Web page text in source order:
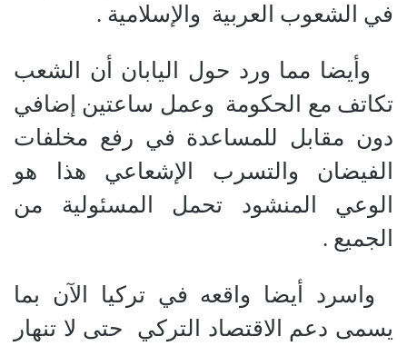
في الشعوب العربية والإسلامية .
وأيضا مما ورد حول اليابان أن الشعب
تكاتف مع الحكومة وعمل ساعتين إضافي
دون مقابل للمساعدة في رفع مخلفات
الفيضان والتسرب الإشعاعي هذا هو
الوعي المنشود تحمل المسئولية من
الجميع .
واسرد أيضا واقعه في تركيا الآن بما
يسمى دعم الاقتصاد التركي حتى لا تنهار